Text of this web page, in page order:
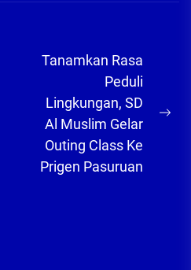
Tanamkan Rasa
Peduli
Lingkungan, SD
Al Muslim Gelar
Outing Class Ke
Prigen Pasuruan